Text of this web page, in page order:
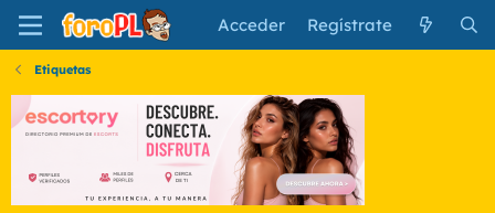
Acceder Regístrate
Etiquetas